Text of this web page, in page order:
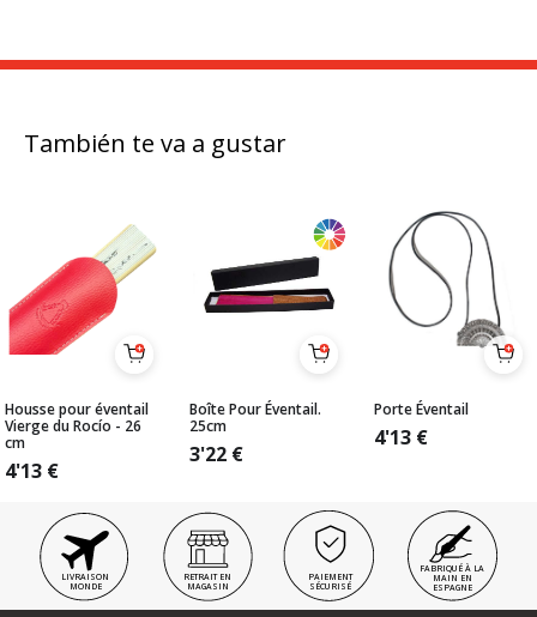
También te va a gustar
Housse pour éventail
Vierge du Rocío - 26
cm
4'13 €
Boîte Pour Éventail.
25cm
3'22 €
Porte Éventail
4'13 €
LIVRAISON
MONDE
RETRAIT EN
MAGASIN
PAIEMENT
SÉCURISÉ
FABRIQUÉ À LA
MAIN EN
ESPAGNE